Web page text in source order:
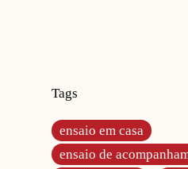
Tags
ensaio em casa
ensaio de